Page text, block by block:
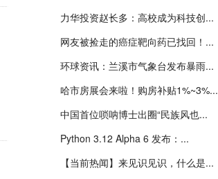
力华投资赵长多：高校成为科技创...
网友被捡走的癌症靶向药已找回！...
环球资讯：兰溪市气象台发布暴雨...
哈市房展会来啦！购房补贴1%~3%...
中国首位唢呐博士出圈“民族风也...
Python 3.12 Alpha 6 发布：...
【当前热闻】来见识见识，什么是...